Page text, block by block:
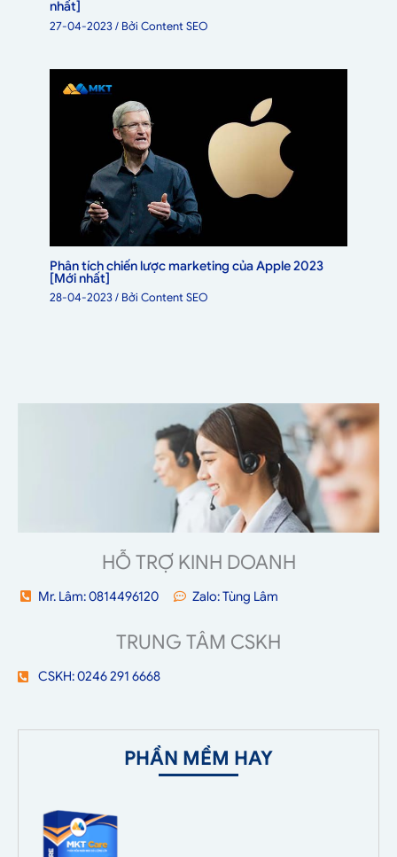
nhất]
27-04-2023/ BởiContent SEO
Phân tích chiến lược marketing của Apple 2023
[Mới nhất]
28-04-2023/ BởiContent SEO
HỖ TRỢ KINH DOANH
Mr. Lâm: 0814496120 Zalo: Tùng Lâm
TRUNG TÂM CSKH
CSKH: 0246 291 6668
PHẦN MỀM HAY